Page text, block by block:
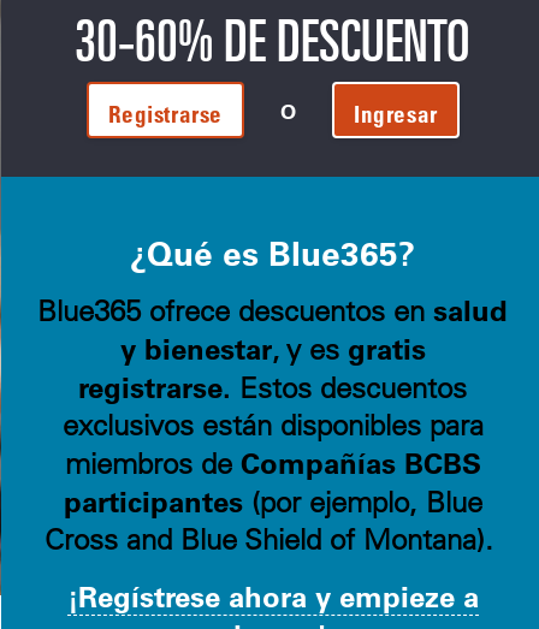
30-60% DE DESCUENTO
Registrarse O Ingresar
¿Qué es Blue365?
Blue365 ofrece descuentos ensalud
y bienestar, y es gratis
registrarse. Estos descuentos
exclusivos están disponibles para
miembros de Compañías BCBS
participantes(por ejemplo, Blue
Cross and Blue Shield of Montana).
¡Regístrese ahora y empieze a